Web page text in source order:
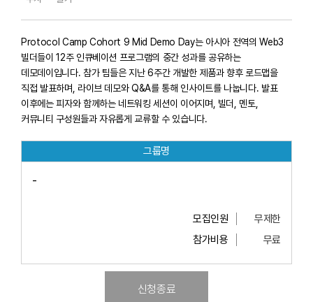
Protocol Camp Cohort 9 Mid Demo Day는 아시아 전역의 Web3
빌더들이 12주 인큐베이션 프로그램의 중간 성과를 공유하는
데모데이입니다. 참가 팀들은 지난 6주간 개발한 제품과 향후 로드맵을
직접 발표하며, 라이브 데모와 Q&A를 통해 인사이트를 나눕니다. 발표
이후에는 피자와 함께하는 네트워킹 세션이 이어지며, 빌더, 멘토,
커뮤니티 구성원들과 자유롭게 교류할 수 있습니다.
그룹명
-
모집인원
무제한
참가비용
무료
신청종료